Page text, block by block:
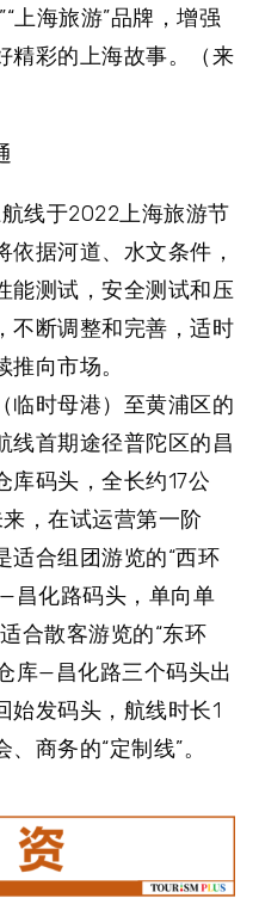
上海旅游”品牌，增强
精彩的上海故事。（来
线于2022上海旅游节
据河道、水文条件，
能测试，安全测试和压
不断调整和完善，适时
向市场。
临时母港）至黄浦区的
线首期途径普陀区的昌
库码头，全长约17公
，在试运营第一阶
适合组团游览的“西环
昌化路码头，单向单
合散客游览的“东环
库—昌化路三个码头出
始发码头，航线时长1
商务的“定制线”。